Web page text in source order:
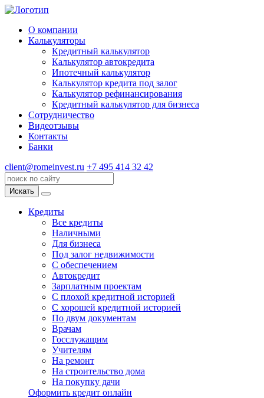
О компании
Калькуляторы
Кредитный калькулятор
Калькулятор автокредита
Ипотечный калькулятор
Калькулятор кредита под залог
Калькулятор рефинансирования
Кредитный калькулятор для бизнеса
Сотрудничество
Видеотзывы
Контакты
Банки
client@romeinvest.ru +7 495 414 32 42
Искать
Кредиты
Все кредиты
Наличными
Для бизнеса
Под залог недвижимости
С обеспечением
Автокредит
Зарплатным проектам
С плохой кредитной историей
С хорошей кредитной историей
По двум документам
Врачам
Госслужащим
Учителям
На ремонт
На строительство дома
На покупку дачи
Оформить кредит онлайн